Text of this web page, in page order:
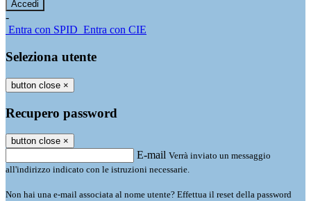
-
Entra con SPID Entra con CIE
Seleziona utente
button close ×
Recupero password
button close ×
E-mail Verrà inviato un messaggio
all'indirizzo indicato con le istruzioni necessarie.
Non hai una e-mail associata al nome utente? Effettua il reset della password